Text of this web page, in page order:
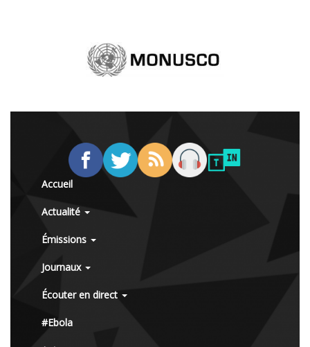
Accueil
Actualité
Émissions
Journaux
Écouter en direct
#Ebola